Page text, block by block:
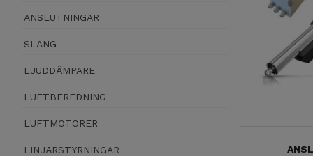
ANSLUTNINGAR
SLANG
LJUDDÄMPARE
LUFTBEREDNING
LUFTMOTORER
LINJÄRSTYRNINGAR